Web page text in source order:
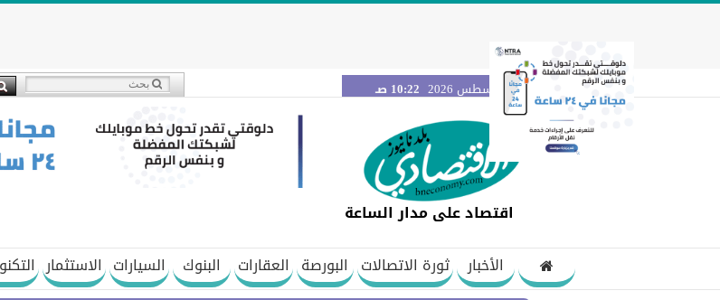
السبت 8 أغسطس 2026 10:22 صـ
اقتصاد على مدار الساعة
الأخبار
ثورة الاتصالات البورصة العقارات البنوك السيارات الاستثمار